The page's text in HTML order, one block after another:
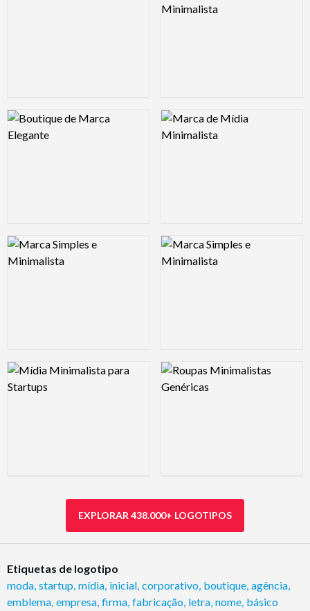
Logo Preview Image Logo Preview Image
Logo Preview Image Logo Preview Image
Logo Preview Image Logo Preview Image
EXPLORAR 438.000+ LOGOTIPOS
Etiquetas de logotipo
moda startup mídia inicial corporativo boutique agência
emblema empresa firma fabricação letra nome básico